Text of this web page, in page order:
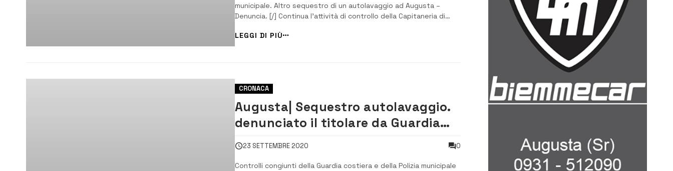
municipale. Altro sequestro di un autolavaggio ad Augusta –
Denuncia. [/] Continua l’attività di controllo della Capitaneria di
di Augusta, congiuntamente al Servizio Igiene, di Augusta,
dell’Azienda sanitari...
LEGGI DI PIÙ
CRONACA
Augusta| Sequestro autolavaggio.
denunciato il titolare da Guardia
Costiera e vigili urbani
23 SETTEMBRE 2020 0
Controlli congiunti della Guardia costiera e della Polizia municipale